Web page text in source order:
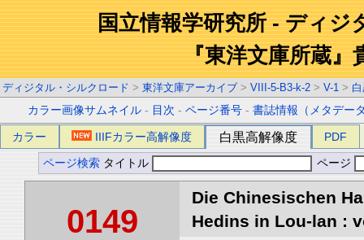
国立情報学研究所 - ディジ
『東洋文庫所蔵』
ディジタル・シルクロード > 東洋文庫アーカイブ > VIII-5-B3-k-2 > V-1 >
カラー画像サムネイル - 目次 -ページ番号 -書誌情報（メタデー
カラー IIIFカラー高解像度 白黒高解像度 PDF
ページ検索 タイトル ページ
0149
Die Chinesischen
Hedins in Lou-lan :